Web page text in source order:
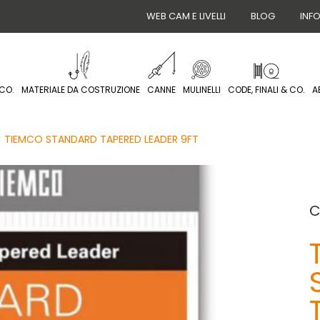
WEB CAM E LIVELLI BLOG
MATERIALE DA COSTRUZIONE CANNE MULINELLI CODE, FINALI & CO.
TIEMCO STANDARD TAPERED LEADER 9FT